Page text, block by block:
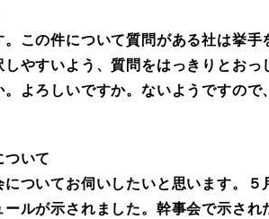
この件について質問がある社は挙
やすいよう、質問をはっきりとお
よろしいですか。ないようですの
いて
ついてお伺いしたいと思います。
ルが示されました。幹事会で示さ